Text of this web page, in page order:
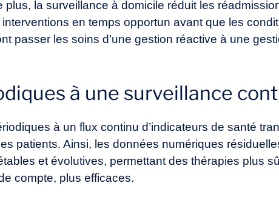
la surveillance à domicile réduit les
en temps opportun avant que les
passer les soins d’une gestion réactive à une
à une surveillance
à un flux continu d’indicateurs de santé
patients. Ainsi, les données numériques
et évolutives, permettant des thérapies plus
compte, plus efficaces.